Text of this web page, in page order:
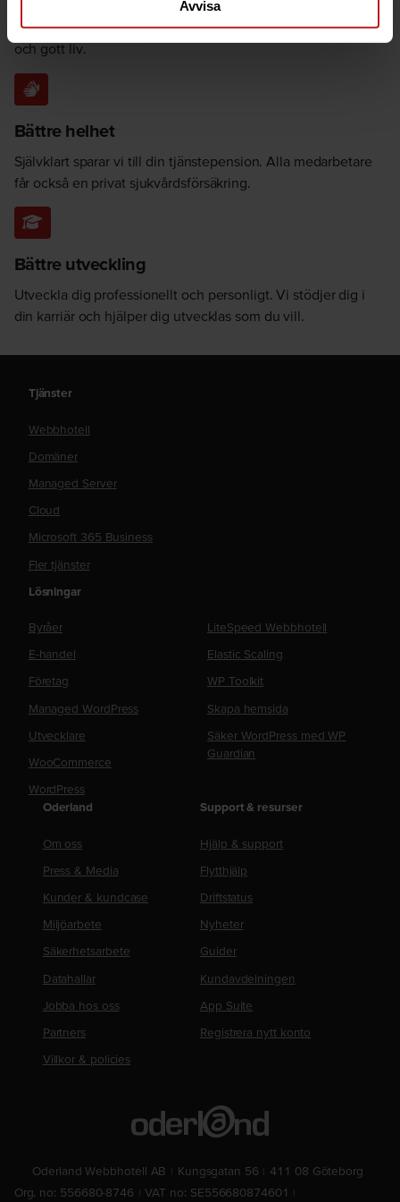
Avvisa
Frukost, dryck, frukt och gymmedlemskap är några av de
förmåner vi erbjuder för att hjälpa dig leva ett välbalanserat
och gott liv.
Bättre helhet
Självklart sparar vi till din tjänstepension. Alla medarbetare
får också en privat sjukvårdsförsäkring.
Bättre utveckling
Utveckla dig professionellt och personligt. Vi stödjer dig i
din karriär och hjälper dig utvecklas som du vill.
Tjänster
Webbhotell
Domäner
Managed Server
Cloud
Microsoft 365 Business
Fler tjänster
Lösningar
Byråer
E-handel
Företag
Managed WordPress
Utvecklare
WooCommerce
WordPress
LiteSpeed Webbhotell
Elastic Scaling
WP Toolkit
Skapa hemsida
Säker WordPress med WP
Guardian
Oderland
Om oss
Press & Media
Kunder & kundcase
Miljöarbete
Säkerhetsarbete
Datahallar
Jobba hos oss
Partners
Villkor & policies
Support & resurser
Hjälp & support
Flytthjälp
Driftstatus
Nyheter
Guider
Kundavdelningen
App Suite
Registrera nytt konto
Oderland Webbhotell AB Kungsgatan 56
411 08 Göteborg
Org. no: 556680-8746
VAT no: SE556680874601